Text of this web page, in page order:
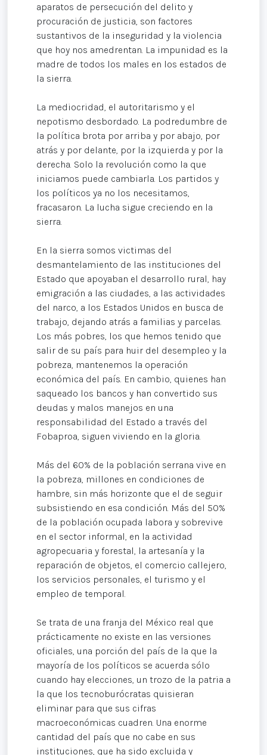
aparatos de persecución del delito y
procuración de justicia, son factores
sustantivos de la inseguridad y la violencia
que hoy nos amedrentan. La impunidad es la
madre de todos los males en los estados de
la sierra.
La mediocridad, el autoritarismo y el
nepotismo desbordado. La podredumbre de
la política brota por arriba y por abajo, por
atrás y por delante, por la izquierda y por la
derecha. Solo la revolución como la que
iniciamos puede cambiarla. Los partidos y
los políticos ya no los necesitamos,
fracasaron. La lucha sigue creciendo en la
sierra.
En la sierra somos victimas del
desmantelamiento de las instituciones del
Estado que apoyaban el desarrollo rural, hay
emigración a las ciudades, a las actividades
del narco, a los Estados Unidos en busca de
trabajo, dejando atrás a familias y parcelas.
Los más pobres, los que hemos tenido que
salir de su país para huir del desempleo y la
pobreza, mantenemos la operación
económica del país. En cambio, quienes han
saqueado los bancos y han convertido sus
deudas y malos manejos en una
responsabilidad del Estado a través del
Fobaproa, siguen viviendo en la gloria.
Más del 60% de la población serrana vive en
la pobreza, millones en condiciones de
hambre, sin más horizonte que el de seguir
subsistiendo en esa condición. Más del 50%
de la población ocupada labora y sobrevive
en el sector informal, en la actividad
agropecuaria y forestal, la artesanía y la
reparación de objetos, el comercio callejero,
los servicios personales, el turismo y el
empleo de temporal.
Se trata de una franja del México real que
prácticamente no existe en las versiones
oficiales, una porción del país de la que la
mayoría de los políticos se acuerda sólo
cuando hay elecciones, un trozo de la patria a
la que los tecnoburócratas quisieran
eliminar para que sus cifras
macroeconómicas cuadren. Una enorme
cantidad del país que no cabe en sus
instituciones, que ha sido excluida y